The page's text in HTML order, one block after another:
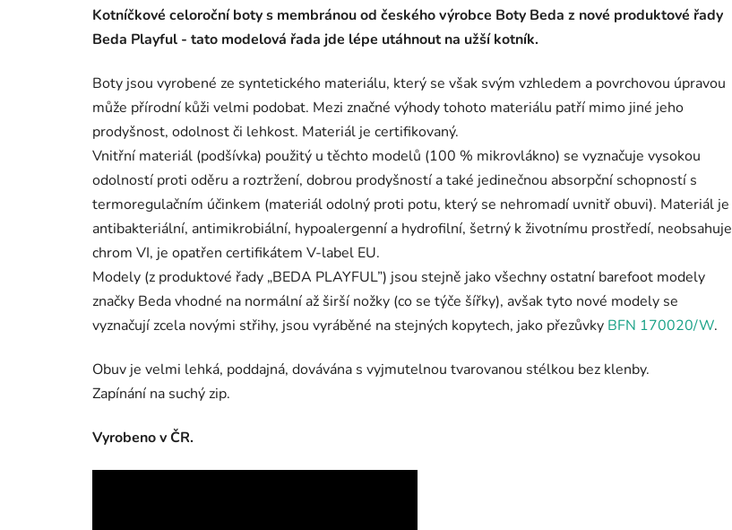
Kotníčkové celoroční boty s membránou od českého výrobce Boty Beda z nové produktové řady
Beda Playful - tato modelová řada jde lépe utáhnout na užší kotník.
Boty jsou vyrobené ze syntetického materiálu, který se však svým vzhledem a povrchovou úpravou
může přírodní kůži velmi podobat. Mezi značné výhody tohoto materiálu patří mimo jiné jeho
prodyšnost, odolnost či lehkost. Materiál je certifikovaný.
Vnitřní materiál (podšívka) použitý u těchto modelů (100 % mikrovlákno) se vyznačuje vysokou
odolností proti oděru a roztržení, dobrou prodyšností a také jedinečnou absorpční schopností s
termoregulačním účinkem (materiál odolný proti potu, který se nehromadí uvnitř obuvi). Materiál je
antibakteriální, antimikrobiální, hypoalergenní a hydrofilní, šetrný k životnímu prostředí, neobsahuje
chrom VI, je opatřen certifikátem V-label EU.
Modely (z produktové řady „BEDA PLAYFUL”) jsou stejně jako všechny ostatní barefoot modely
značky Beda vhodné na normální až širší nožky (co se týče šířky), avšak tyto nové modely se
vyznačují zcela novými střihy, jsou vyráběné na stejných kopytech, jako přezůvky BFN 170020/W.
Obuv je velmi lehká, poddajná, dovávána s vyjmutelnou tvarovanou stélkou bez klenby.
Zapínání na suchý zip.
Vyrobeno v ČR.